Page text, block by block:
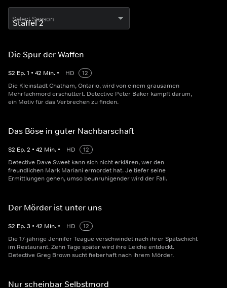
Select Season
Die Spur der Waffen
S2 Ep.1 • 42 Min. • HD
12
Die Kleinstadt Chatham, Ontario, wird von einem grausamen
Mehrfachmord erschüttert. Detective Peter Baker kämpft darum,
ein Motiv für das Verbrechen zu finden.
Das Böse in guter Nachbarschaft
S2 Ep.2 • 42 Min. • HD
12
Detective Dave Sweet kann sich nicht erklären, wer den
freundlichen Mark Mariani ermordet hat. Je tiefer seine
Ermittlungen gehen, umso beunruhigender wird der Fall.
Der Mörder ist unter uns
S2 Ep.3 • 42 Min. • HD
12
Die 17-jährige Jennifer Teague verschwindet nach ihrer Spätschicht
im Restaurant. Zehn Tage später wird ihre Leiche entdeckt.
Detective Greg Brown sucht fieberhaft nach ihrem Mörder.
Nur scheinbar Selbstmord